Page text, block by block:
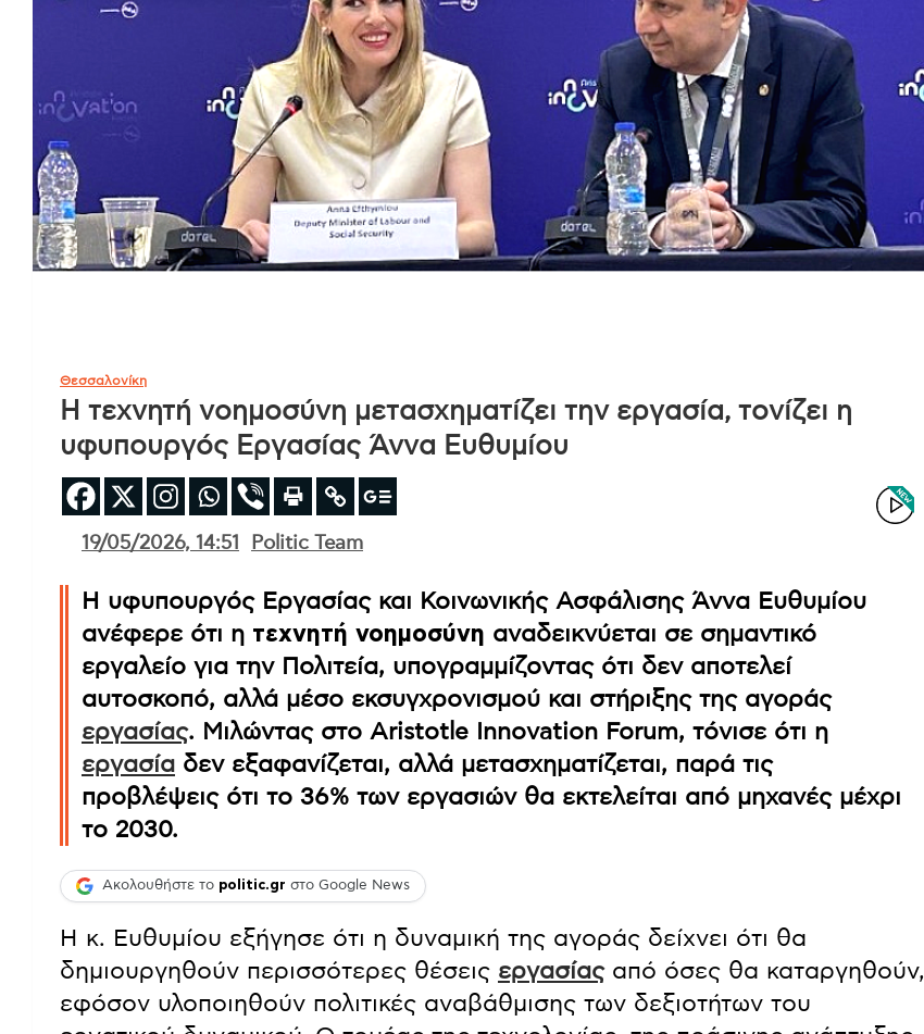
Θεσσαλονίκη
Η τεχνητή νοημοσύνη μετασχηματίζει την εργασία, τονίζει η
υφυπουργός Εργασίας Άννα Ευθυμίου
19/05/2026, 14:51 Politic Team
Η υφυπουργός Εργασίας και Κοινωνικής Ασφάλισης Άννα Ευθυμίου
ανέφερε ότι η τεχνητή νοημοσύνη αναδεικνύεται σε σημαντικό
εργαλείο για την Πολιτεία, υπογραμμίζοντας ότι δεν αποτελεί
αυτοσκοπό, αλλά μέσο εκσυγχρονισμού και στήριξης της αγοράς
εργασίας. Μιλώντας στο Aristotle Innovation Forum, τόνισε ότι η
εργασία δεν εξαφανίζεται, αλλά μετασχηματίζεται, παρά τις
προβλέψεις ότι το 36% των εργασιών θα εκτελείται από μηχανές μέχρι
το 2030.
Ακολουθήστε το politic.gr στο Google News
Η κ. Ευθυμίου εξήγησε ότι η δυναμική της αγοράς δείχνει ότι θα
δημιουργηθούν περισσότερες θέσεις εργασίαςαπό όσες θα καταργηθούν,
εφόσον υλοποιηθούν πολιτικές αναβάθμισης των δεξιοτήτων του